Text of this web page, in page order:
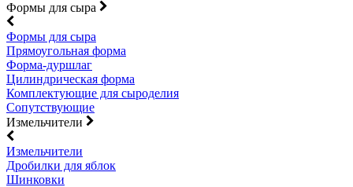
Формы для сыра
Формы для сыра
Прямоугольная форма
Форма-дуршлаг
Цилиндрическая форма
Комплектующие для сыроделия
Сопутствующие
Измельчители
Измельчители
Дробилки для яблок
Шинковки